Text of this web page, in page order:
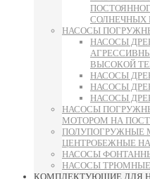
СОЛНЕЧНЫХ
НАСОСЫ
НАСОСЫ
ВЫСОКОЙ
НАСОСЫ
НАСОСЫ
НАСОСЫ
НАСОСЫ
МОТОРОМ НА
ПОЛУПОГРУЖНЫЕ
ЦЕНТРОБЕЖНЫЕ
НАСОСЫ
НАСОСЫ ТРЮМНЫЕ
КОМПЛЕКТУЮЩИЕ ДЛЯ